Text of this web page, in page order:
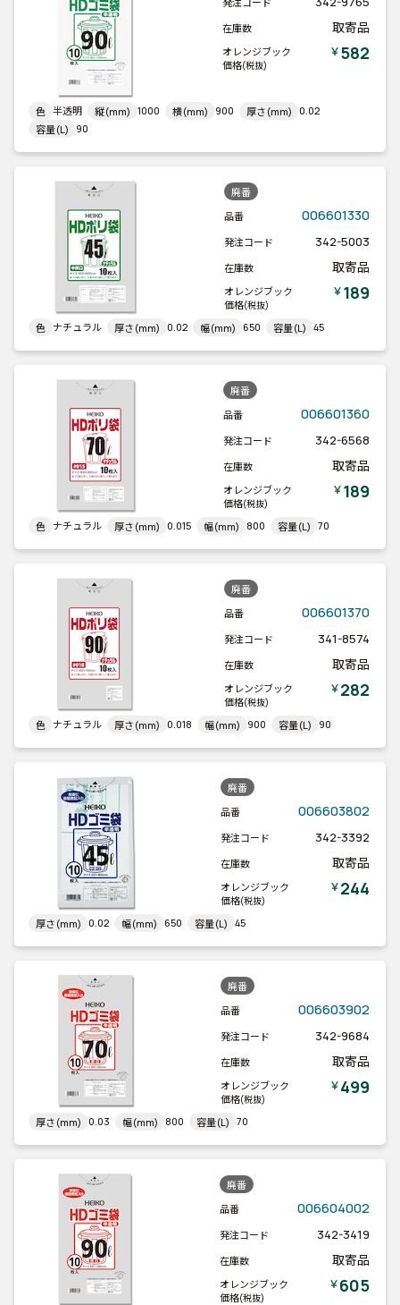
在庫数 取寄品
オレンジブック
価格(税抜)
￥582
色 半透明 縦(mm) 1000 横(mm) 900 厚さ(mm) 0.02
容量(L)
90
廃番
品番
006601330
発注コード 342-5003
在庫数 取寄品
オレンジブック
価格(税抜)
￥189
色 ナチュラル 厚さ(mm) 0.02 幅(mm) 650 容量(L) 45
廃番
品番
006601360
発注コード 342-6568
在庫数 取寄品
オレンジブック
価格(税抜)
￥189
色 ナチュラル 厚さ(mm) 0.015 幅(mm) 800 容量(L) 70
廃番
品番
006601370
発注コード 341-8574
在庫数 取寄品
オレンジブック
価格(税抜)
￥282
色 ナチュラル 厚さ(mm) 0.018 幅(mm) 900 容量(L) 90
廃番
品番
006603802
発注コード 342-3392
在庫数 取寄品
オレンジブック
価格(税抜)
￥244
厚さ(mm) 0.02 幅(mm) 650 容量(L) 45
廃番
品番
006603902
発注コード 342-9684
在庫数 取寄品
オレンジブック
価格(税抜)
￥499
厚さ(mm) 0.03 幅(mm) 800 容量(L) 70
廃番
品番
006604002
発注コード 342-3419
在庫数 取寄品
オレンジブック
価格(税抜)
￥605